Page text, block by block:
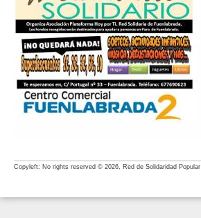
Copyleft: No rights reserved © 2026, Red de Solidaridad Popular